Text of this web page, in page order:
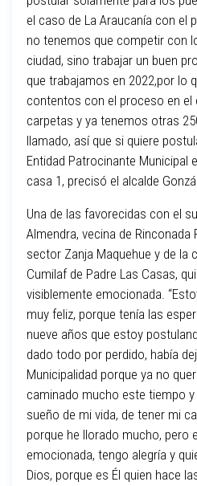
el caso de La Araucanía con el
no tenemos que competir con
ciudad, sino trabajar un buen
que trabajamos en 2022,por lo
contentos con el proceso en el
carpetas y ya tenemos otras
llamado, así que si quiere
Entidad Patrocinante Municipal
casa 1, precisó el alcalde
Una de las favorecidas con el
Almendra, vecina de Rinconada
sector Zanja Maquehue y de la
Cumilaf de Padre Las Casas,
visiblemente emocionada.
muy feliz, porque tenía las
nueve años que estoy
dado todo por perdido, había
Municipalidad porque ya no
caminado mucho este tiempo
sueño de mi vida, de tener mi
porque he llorado mucho, pero
emocionada, tengo alegría y
Dios, porque es Él quien hace